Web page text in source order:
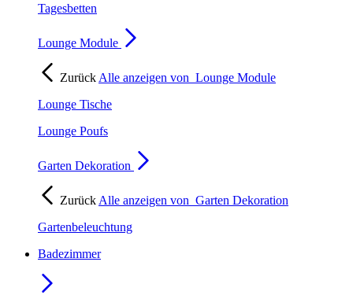
Tagesbetten
Lounge Module
Zurück Alle anzeigen von Lounge Module
Lounge Tische
Lounge Poufs
Garten Dekoration
Zurück Alle anzeigen von Garten Dekoration
Gartenbeleuchtung
Badezimmer